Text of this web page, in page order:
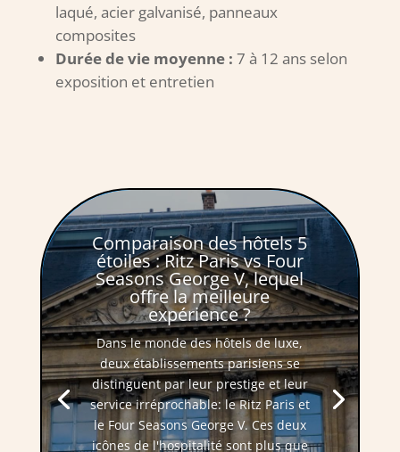
laqué, acier galvanisé, panneaux
composites
Durée de vie moyenne : 7 à 12 ans selon
exposition et entretien
Comparaison des hôtels 5
étoiles : Ritz Paris vs Four
Seasons George V, lequel
offre la meilleure
expérience ?
Dans le monde des hôtels de luxe,
deux établissements parisiens se
distinguent par leur prestige et leur
service irréprochable: le Ritz Paris et
le Four Seasons George V. Ces deux
icônes de l'hospitalité sont plus que